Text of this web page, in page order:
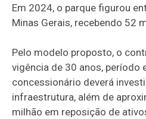
Em 2024, o parque figurou
Minas Gerais, recebendo 52
Pelo modelo proposto, o
vigência de 30 anos, período
concessionário deverá
infraestrutura, além de
milhão em reposição de